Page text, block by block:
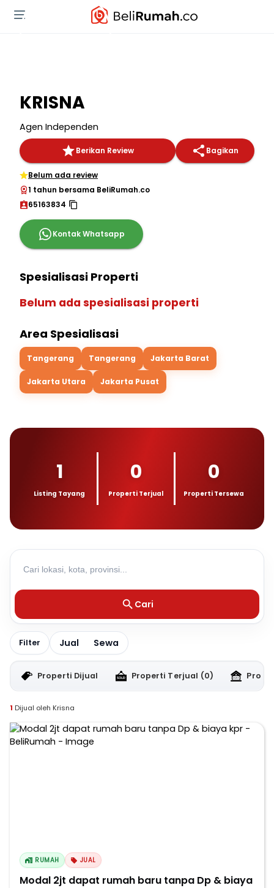
KRISNA
Agen Independen
Berikan Review Bagikan
Belum ada review
1 tahun bersama BeliRumah.co
65163834
Kontak Whatsapp
Spesialisasi Properti
Belum ada spesialisasi properti
Area Spesialisasi
Tangerang Tangerang Jakarta Barat
Jakarta Utara Jakarta Pusat
1
Listing Tayang
0
Properti Terjual
0
Properti Tersewa
Cari
Filter Jual Sewa
Properti Dijual Properti Terjual (0)
1 Dijual oleh Krisna
RUMAH JUAL
Modal 2jt dapat rumah baru tanpa Dp & biaya